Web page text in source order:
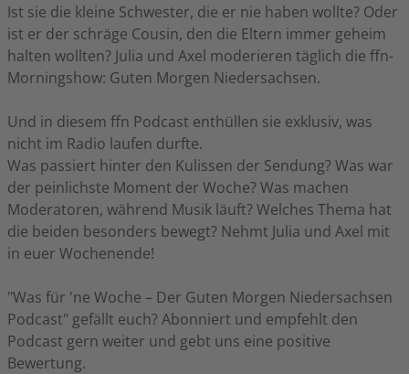
Ist sie die kleine Schwester, die er nie haben wollte? Oder
ist er der schräge Cousin, den die Eltern immer geheim
halten wollten? Julia und Axel moderieren täglich die ffn-
Morningshow: Guten Morgen Niedersachsen.
Und in diesem ffn Podcast enthüllen sie exklusiv, was
nicht im Radio laufen durfte.
Was passiert hinter den Kulissen der Sendung? Was war
der peinlichste Moment der Woche? Was machen
Moderatoren, während Musik läuft? Welches Thema hat
die beiden besonders bewegt? Nehmt Julia und Axel mit
in euer Wochenende!
"Was für 'ne Woche – Der Guten Morgen Niedersachsen
Podcast" gefällt euch? Abonniert und empfehlt den
Podcast gern weiter und gebt uns eine positive
Bewertung.